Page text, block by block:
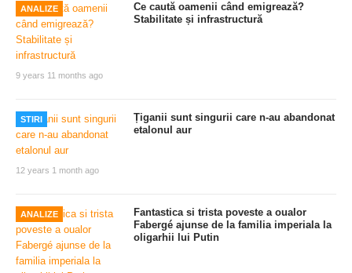
ANALIZE
9 years 11 months ago
Ce caută oamenii când emigrează?
Stabilitate și infrastructură
STIRI
12 years 1 month ago
Țiganii sunt singurii care n-au abandonat
etalonul aur
ANALIZE
Fantastica si trista poveste a oualor
Fabergé ajunse de la familia imperiala la
oligarhii lui Putin